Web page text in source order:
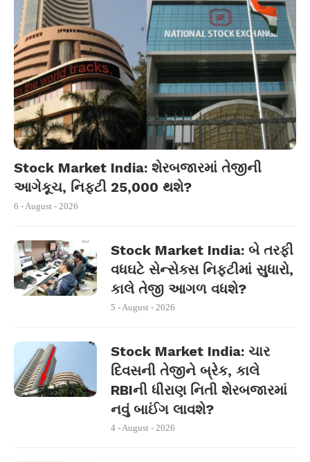
Stock Market India: શેરબજારમાં તેજીની
આગેકૂચ, નિફ્ટી 25,000 થશે?
6 - August - 2026
Stock Market India: બે તરફી
વધઘટે સેન્સેક્સ નિફ્ટીમાં સુધારો,
કાલે તેજી આગળ વધશે?
5 - August - 2026
Stock Market India: ચાર
દિવસની તેજીને બ્રેક, કાલે
RBIની ધીરાણ નિતી શેરબજારમાં
નવું બાઈંગ લાવશે?
4 - August - 2026